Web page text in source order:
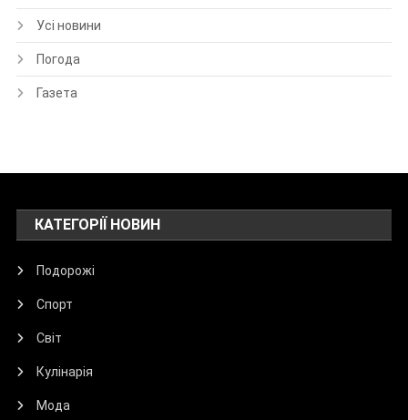
Усі новини
Погода
Газета
КАТЕГОРІЇ НОВИН
Подорожі
Спорт
Світ
Кулінарія
Мода